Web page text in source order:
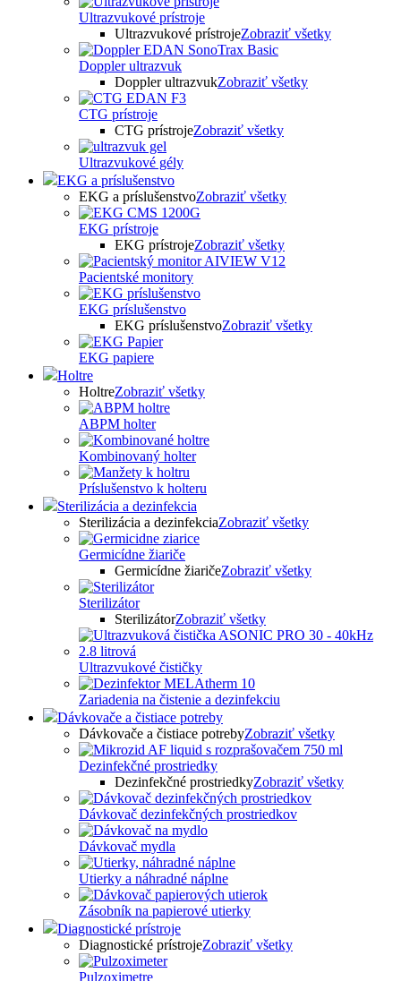
Ultrazvukové prístroje
Ultrazvukové prístrojeZobraziť všetky
Doppler ultrazvuk
Doppler ultrazvukZobraziť všetky
CTG prístroje
CTG prístrojeZobraziť všetky
Ultrazvukové gély
EKG a príslušenstvo
EKG a príslušenstvoZobraziť všetky
EKG prístroje
EKG prístrojeZobraziť všetky
Pacientské monitory
EKG príslušenstvo
EKG príslušenstvoZobraziť všetky
EKG papiere
Holtre
HoltreZobraziť všetky
ABPM holter
Kombinovaný holter
Príslušenstvo k holteru
Sterilizácia a dezinfekcia
Sterilizácia a dezinfekciaZobraziť všetky
Germicídne žiariče
Germicídne žiaričeZobraziť všetky
Sterilizátor
SterilizátorZobraziť všetky
Ultrazvukové čističky
Zariadenia na čistenie a dezinfekciu
Dávkovače a čistiace potreby
Dávkovače a čistiace potrebyZobraziť všetky
Dezinfekčné prostriedky
Dezinfekčné prostriedkyZobraziť všetky
Dávkovač dezinfekčných prostriedkov
Dávkovač mydla
Utierky a náhradné náplne
Zásobník na papierové utierky
Diagnostické prístroje
Diagnostické prístrojeZobraziť všetky
Pulzoximetre